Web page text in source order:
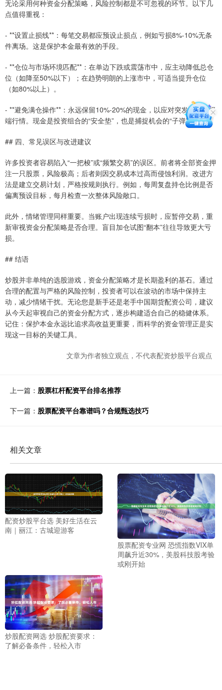
无论采用何种资金分配策略，风险控制都是不可忽视的环节。以下几
点值得重视：
- **设置止损线**：每笔交易都应预设止损点，例如亏损8%-10%无条
件离场。这是保护本金最有效的手段。
- **仓位与市场环境匹配**：在单边下跌或震荡市中，应主动降低总仓
位（如降至50%以下）；在趋势明朗的上涨市中，可适当提升仓位
（如80%以上）。
- **避免满仓操作**：永远保留10%-20%的现金，以应对突发机会或极
端行情。现金是投资组合的“安全垫”，也是捕捉机会的“子弹”。
## 四、常见误区与改进建议
许多投资者容易陷入“一把梭”或“频繁交易”的误区。前者将全部资金押
注一只股票，风险极高；后者则因交易成本过高而侵蚀利润。改进方
法是建立交易计划，严格按规则执行。例如，每周复盘持仓比例是否
偏离预设目标，每月检查一次整体风险敞口。
此外，情绪管理同样重要。当账户出现连续亏损时，应暂停交易，重
新审视资金分配策略是否合理。盲目加仓试图“翻本”往往导致更大亏
损。
## 结语
炒股并非单纯的选股游戏，资金分配策略才是长期盈利的基石。通过
合理的配置与严格的风险控制，投资者可以在波动的市场中保持主
动，减少情绪干扰。无论您是新手还是老手中国期货配资公司，建议
从今天起审视自己的资金分配方式，逐步构建适合自己的稳健体系。
记住：保护本金永远比追求高收益更重要，而科学的资金管理正是实
现这一目标的关键工具。
文章为作者独立观点，不代表配资炒股平台观点
上一篇： 股票杠杆配资平台排名推荐
下一篇： 股票配资平台靠谱吗？合规甄选技巧
相关文章
配资炒股平台选 美好生活在云
南｜丽江：古城迎游客
股票配资专业网 恐慌指数VIX单
周飙升近30%，美股科技股考验
或刚开始
炒股配资网选 炒股配资要求：
了解必备条件，轻松入市